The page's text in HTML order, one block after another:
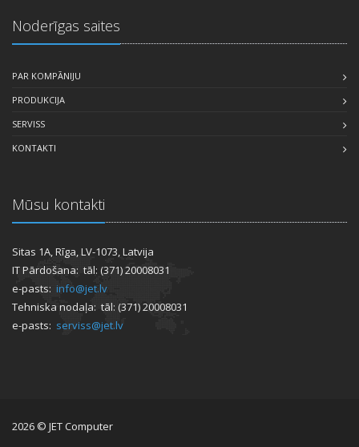
Noderīgas saites
PAR KOMPĀNIJU
PRODUKCIJA
SERVISS
KONTAKTI
Mūsu kontakti
Sitas 1A, Rīga, LV-1073, Latvija
IT Pārdošana: tāl: (371) 20008031
e-pasts: info@jet.lv
Tehniska nodaļa: tāl: (371) 20008031
e-pasts: serviss@jet.lv
2026 © JET Computer